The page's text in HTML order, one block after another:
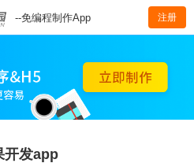
--免编程制作App 注册
开发app